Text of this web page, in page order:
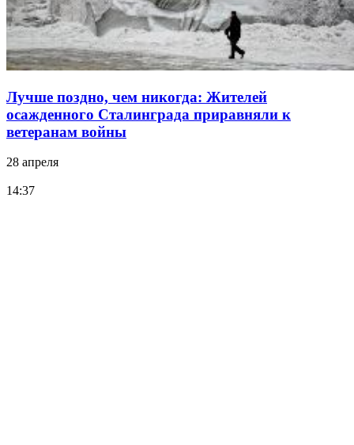
Лучше поздно, чем никогда: Жителей
осажденного Сталинграда приравняли к
ветеранам войны
28 апреля
14:37